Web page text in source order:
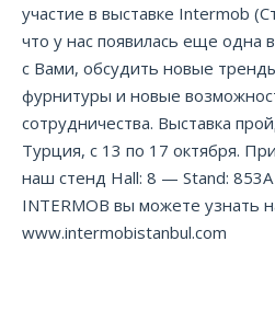
участие в выставке Intermob
что у нас появилась еще одна
с Вами, обсудить новые
фурнитуры и новые
сотрудничества. Выставка
Турция, с 13 по 17 октября.
наш стенд Hall: 8 — Stand:
INTERMOB вы можете узнать
www.intermobistanbul.com